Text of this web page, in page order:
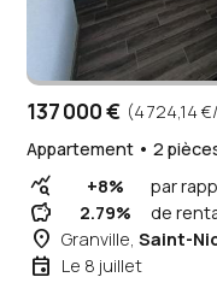
137 000 € (4 724,14
Appartement • 2
query_stats +8% par
savings 2.79% de
place Granville,Saint-
event Le 8 juillet